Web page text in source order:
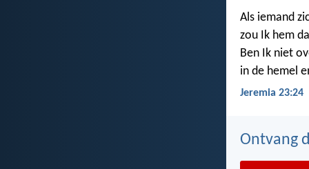
Als iemand
zou Ik hem
Ben Ik niet
in de hemel
Jeremia 23:24
Ontvang